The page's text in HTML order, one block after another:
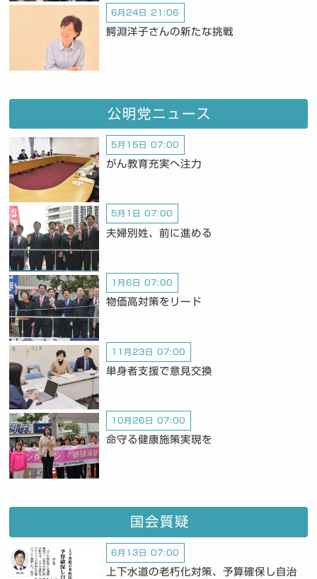
6月24日 21:06
鰐淵洋子さんの新たな挑戦
公明党ニュース
5月15日 07:00
がん教育充実へ注力
5月1日 07:00
夫婦別姓、前に進める
1月6日 07:00
物価高対策をリード
11月23日 07:00
単身者支援で意見交換
10月26日 07:00
命守る健康施策実現を
国会質疑
6月13日 07:00
上下水道の老朽化対策、予算確保し自治